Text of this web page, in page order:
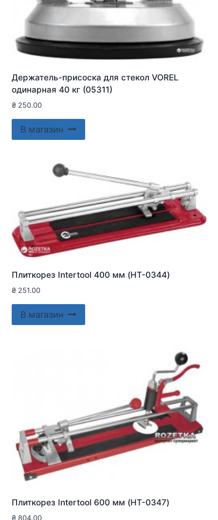
Держатель-присоска для стекол VOREL
одинарная 40 кг (05311)
₴ 250.00
В магазин
Плиткорез Intertool 400 мм (HT-0344)
₴ 251.00
В магазин
Плиткорез Intertool 600 мм (HT-0347)
₴ 804.00